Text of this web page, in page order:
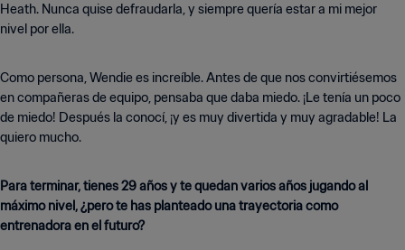
Heath. Nunca quise defraudarla, y siempre quería estar a mi mejor
nivel por ella.
Como persona, Wendie es increíble. Antes de que nos convirtiésemos
en compañeras de equipo, pensaba que daba miedo. ¡Le tenía un poco
de miedo! Después la conocí, ¡y es muy divertida y muy agradable! La
quiero mucho.
Para terminar, tienes 29 años y te quedan varios años jugando al
máximo nivel, ¿pero te has planteado una trayectoria como
entrenadora en el futuro?